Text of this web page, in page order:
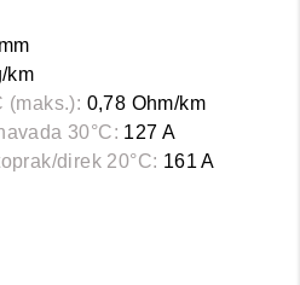
km
(maks.): 0,78 Ohm/km
30°C: 127 A
direk 20°C: 161 A